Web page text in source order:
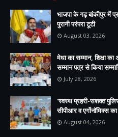
भाजपा के गढ़ बांकीपुर में
पुरानी परंपरा टूटी
August 03, 2026
मेधा का सम्मान, शिक्षा
सम्मान पत्र से किया
July 28, 2026
'स्वस्थ प्रहरी-सशक्त
सीपीआर व एर्गोनॉमिक्स
August 04, 2026